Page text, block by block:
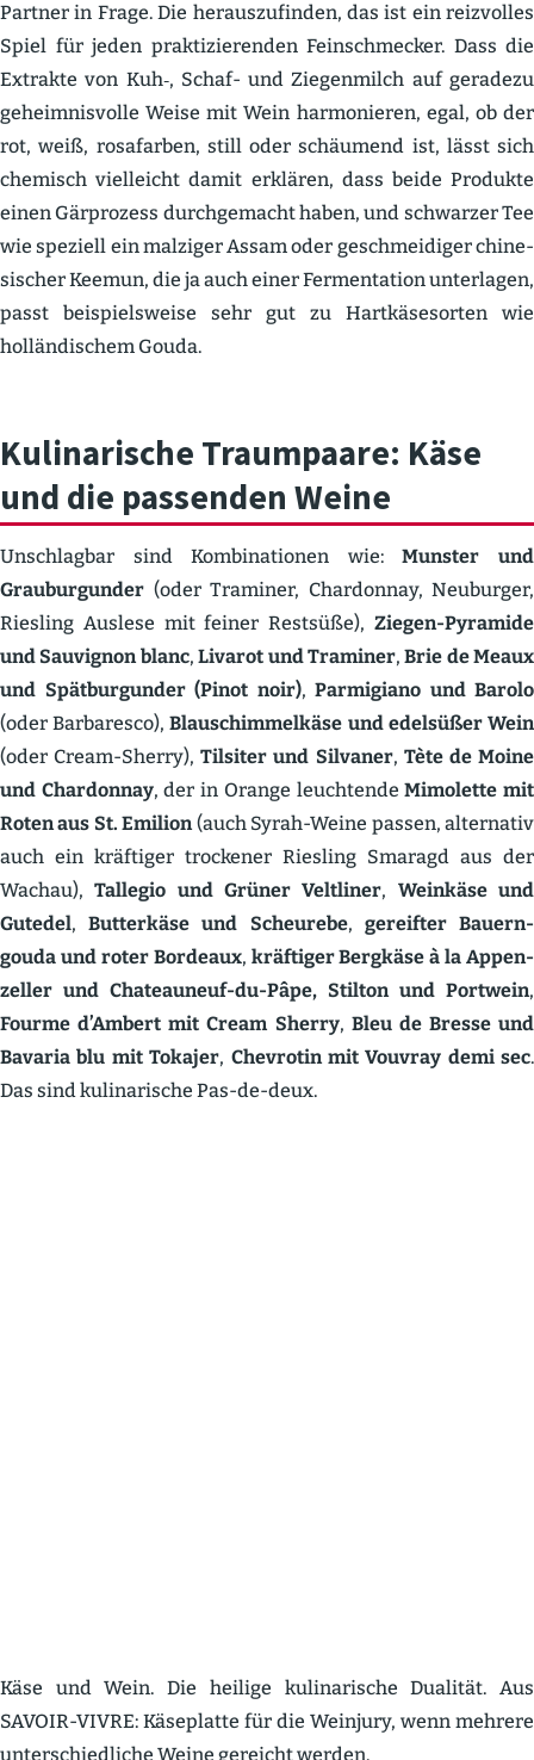
Partner in Frage. Die heraus­zu­finden, das ist ein reizvolles
Spiel für jeden prakti­zie­renden Feinschmecker. Dass die
Extrakte von Kuh‑, Schaf- und Ziegen­milch auf geradezu
geheim­nis­volle Weise mit Wein harmo­nieren, egal, ob der
rot, weiß, rosafarben, still oder schäumend ist, lässt sich
chemisch vielleicht damit erklären, dass beide Produkte
einen Gärprozess durch­ge­macht haben, und schwarzer Tee
wie speziell ein malziger Assam oder geschmei­diger chine­
si­scher Keemun, die ja auch einer Fermen­tation unter­lagen,
passt beispiels­weise sehr gut zu Hartkä­se­sorten wie
hollän­di­schem Gouda.
Kulina­rische Traum­paare: Käse
und die passenden Weine
Unschlagbar sind Kombi­na­tionen wie:Munster und
Graubur­gunder (oder Traminer, Chardonnay, Neuburger,
Riesling Auslese mit feiner Restsüße), Ziegen-Pyramide
und Sauvignon blanc,Livarot und Traminer,Brie de Meaux
und Spätbur­gunder (Pinot noir), Parmi­giano und Barolo
(oder Barba­resco),Blauschim­melkäse und edelsüßer Wein
(oder Cream-Sherry),Tilsiter und Silvaner, Tète de Moine
und Chardonnay, der in Orange leuch­tendeMimolette mit
Roten aus St. Emilion(auch Syrah-Weine passen, alter­nativ
auch ein kräftiger trockener Riesling Smaragd aus der
Wachau),Tallegio und Grüner Veltliner, Weinkäse und
Gutedel,Butterkäse und Scheurebe, gereifter Bauern­
gouda und roter Bordeaux, kräftiger Bergkäse à la Appen­
zeller und Chateauneuf-du-Pâpe, Stilton und Portwein,
Fourme d’Ambert mit Cream Sherry, Bleu de Bresse und
Bavaria blu mit Tokajer, Chevrotin mit Vouvray demi sec.
Das sind kulina­rische Pas-de-deux.
Käse und Wein. Die heilige kulina­rische Dualität. Aus
SAVOIR-VIVRE: Käseplatte für die Weinjury, wenn mehrere
unter­schied­liche Weine gereicht werden.